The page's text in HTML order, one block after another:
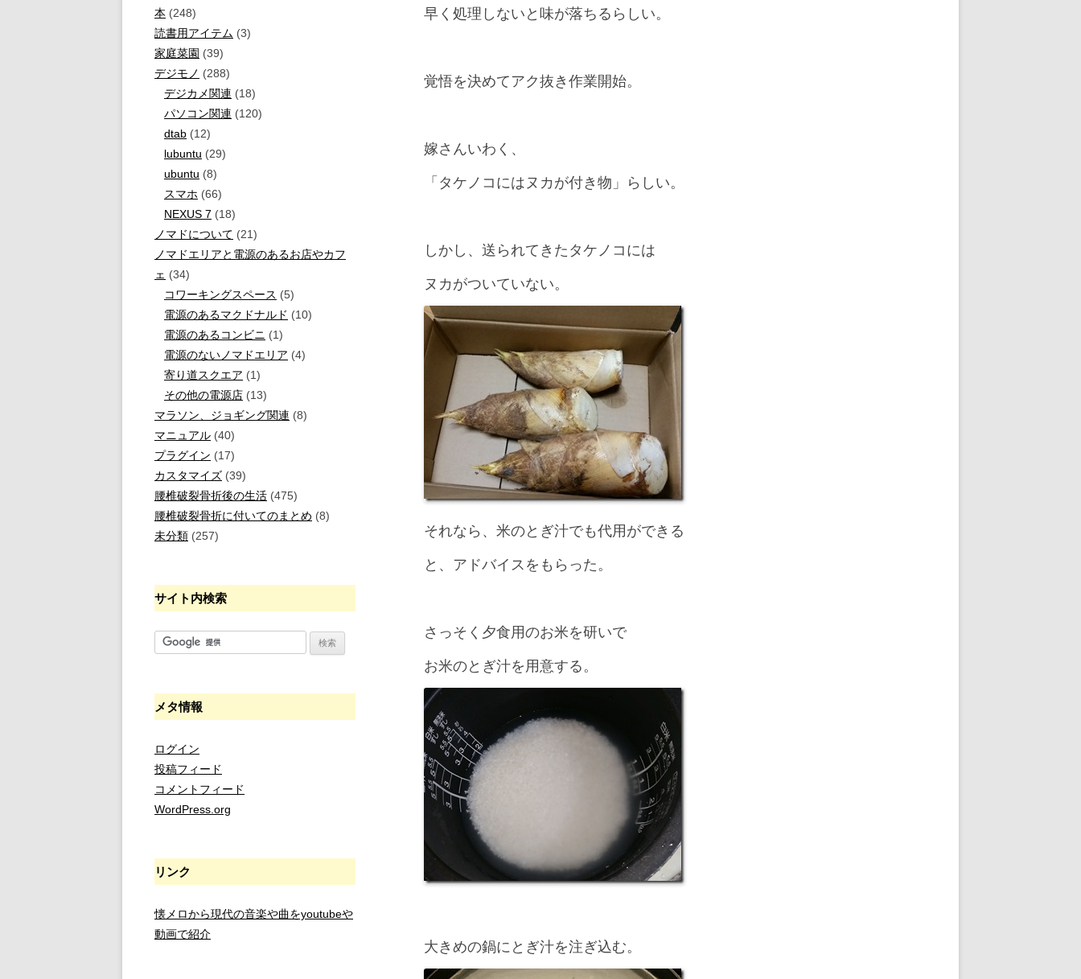
早く処理しないと味が落ちるらしい。
覚悟を決めてアク抜き作業開始。
嫁さんいわく、
「タケノコにはヌカが付き物」らしい。
しかし、送られてきたタケノコには
ヌカがついていない。
それなら、米のとぎ汁でも代用ができる
と、アドバイスをもらった。
さっそく夕食用のお米を研いで
お米のとぎ汁を用意する。
大きめの鍋にとぎ汁を注ぎ込む。
本 (248)
読書用アイテム (3)
家庭菜園 (39)
デジモノ (288)
デジカメ関連 (18)
パソコン関連 (120)
dtab (12)
lubuntu (29)
ubuntu (8)
スマホ (66)
NEXUS 7 (18)
ノマドについて (21)
ノマドエリアと電源のあるお店やカフ
ェ (34)
コワーキングスペース (5)
電源のあるマクドナルド (10)
電源のあるコンビニ (1)
電源のないノマドエリア (4)
寄り道スクエア (1)
その他の電源店 (13)
マラソン、ジョギング関連 (8)
マニュアル (40)
プラグイン (17)
カスタマイズ (39)
腰椎破裂骨折後の生活 (475)
腰椎破裂骨折に付いてのまとめ (8)
未分類 (257)
サイト内検索
メタ情報
ログイン
投稿フィード
コメントフィード
WordPress.org
リンク
懐メロから現代の音楽や曲をyoutubeや
動画で紹介